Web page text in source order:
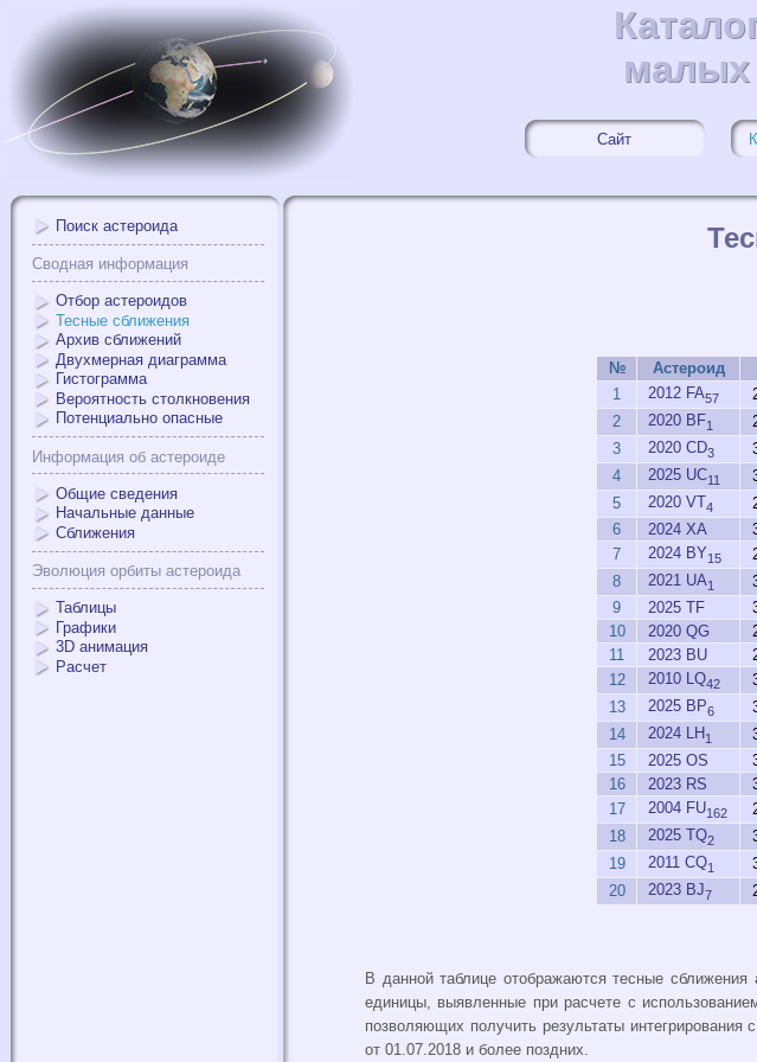
малых
малых
Сайт
Поиск астероида
Сводная информация
Отбор астероидов
Тесные сближения
Архив сближений
Двухмерная диаграмма
Гистограмма
Вероятность столкновения
Потенциально опасные
Информация об астероиде
Общие сведения
Начальные данные
Сближения
Эволюция орбиты астероида
Таблицы
Графики
3D анимация
Расчет
№ Астероид
1
2012 FA57
2
2020 BF1
3
2020 CD3
4
2025 UC11
5
2020 VT4
6
2024 XA
7
2024 BY15
8
2021 UA1
9
2025 TF
10
2020 QG
11
2023 BU
12
2010 LQ42
13
2025 BP6
14
2024 LH1
15
2025 OS
16
2023 RS
17
2004 FU162
18
2025 TQ2
19
2011 CQ1
20
2023 BJ7
В данной таблице отображаются тесные
единицы, выявленные при расчете с
позволяющих получить результаты
от 01.07.2018 и более поздних.